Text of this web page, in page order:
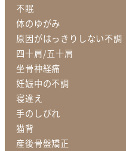
不眠
体のゆがみ
原因がはっきりしない不調
四十肩/五十肩
坐骨神経痛
妊娠中の不調
寝違え
手のしびれ
猫背
産後骨盤矯正